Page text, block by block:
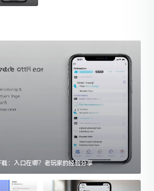
：入口在哪？老玩家的经验分享